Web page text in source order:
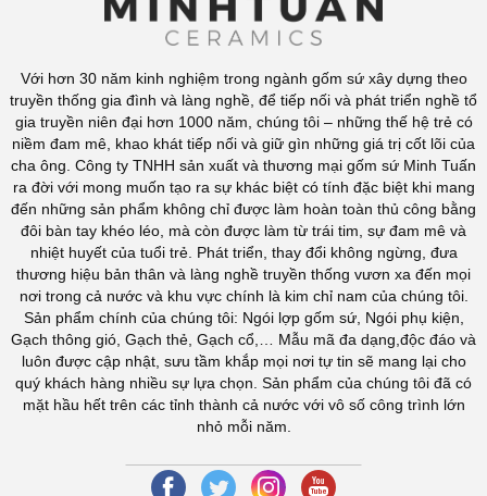
Với hơn 30 năm kinh nghiệm trong ngành gốm sứ xây dựng theo
truyền thống gia đình và làng nghề, để tiếp nối và phát triển nghề tổ
gia truyền niên đại hơn 1000 năm, chúng tôi – những thế hệ trẻ có
niềm đam mê, khao khát tiếp nối và giữ gìn những giá trị cốt lõi của
cha ông. Công ty TNHH sản xuất và thương mại gốm sứ Minh Tuấn
ra đời với mong muốn tạo ra sự khác biệt có tính đặc biệt khi mang
đến những sản phẩm không chỉ được làm hoàn toàn thủ công bằng
đôi bàn tay khéo léo, mà còn được làm từ trái tim, sự đam mê và
nhiệt huyết của tuổi trẻ. Phát triển, thay đổi không ngừng, đưa
thương hiệu bản thân và làng nghề truyền thống vươn xa đến mọi
nơi trong cả nước và khu vực chính là kim chỉ nam của chúng tôi.
Sản phẩm chính của chúng tôi: Ngói lợp gốm sứ, Ngói phụ kiện,
Gạch thông gió, Gạch thẻ, Gạch cổ,… Mẫu mã đa dạng,độc đáo và
luôn được cập nhật, sưu tầm khắp mọi nơi tự tin sẽ mang lại cho
quý khách hàng nhiều sự lựa chọn. Sản phẩm của chúng tôi đã có
mặt hầu hết trên các tỉnh thành cả nước với vô số công trình lớn
nhỏ mỗi năm.